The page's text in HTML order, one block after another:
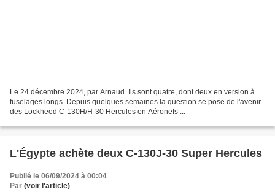
Le 24 décembre 2024, par Arnaud. Ils sont quatre, dont deux en version à
fuselages longs. Depuis quelques semaines la question se pose de l'avenir
des Lockheed C-130H/H-30 Hercules en Aéronefs ...
L'Égypte achète deux C-130J-30 Super Hercules
Publié le 06/09/2024 à 00:04
Par (voir l'article)